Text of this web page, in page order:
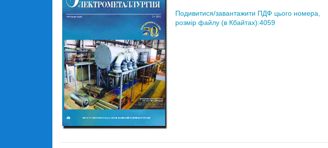
Подивитися/завантажити ПДФ цього номера,
розмір файлу (в Кбайтах):4059